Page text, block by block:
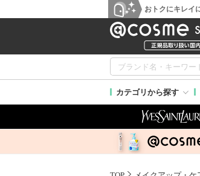
おトクにキレイ
カテゴリから探す